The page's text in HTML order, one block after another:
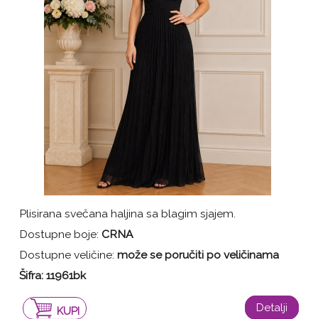
Plisirana svečana haljina sa blagim sjajem.
Dostupne boje: CRNA
Dostupne veličine: može se poručiti po veličinama
Šifra:11961bk
KUPI Detalji